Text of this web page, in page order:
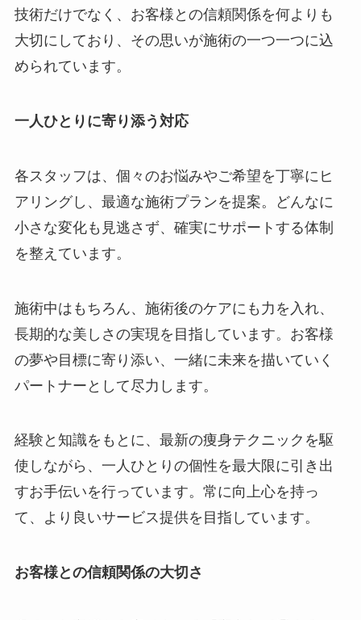
技術だけでなく、お客様との信頼関係を何よりも
大切にしており、その思いが施術の一つ一つに込
められています。
一人ひとりに寄り添う対応
各スタッフは、個々のお悩みやご希望を丁寧にヒ
アリングし、最適な施術プランを提案。どんなに
小さな変化も見逃さず、確実にサポートする体制
を整えています。
施術中はもちろん、施術後のケアにも力を入れ、
長期的な美しさの実現を目指しています。お客様
の夢や目標に寄り添い、一緒に未来を描いていく
パートナーとして尽力します。
経験と知識をもとに、最新の痩身テクニックを駆
使しながら、一人ひとりの個性を最大限に引き出
すお手伝いを行っています。常に向上心を持っ
て、より良いサービス提供を目指しています。
お客様との信頼関係の大切さ